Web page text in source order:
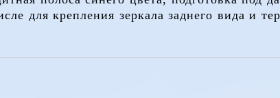
для крепления зеркала заднего вида и